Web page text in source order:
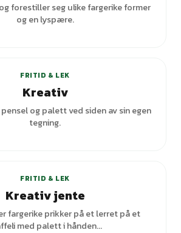
forestiller seg ulike fargerike former
og en lyspære.
FRITID & LEK
Kreativ
og palett ved siden av sin egen
tegning.
FRITID & LEK
Kreativ jente
fargerike prikker på et lerret på et
med palett i hånden...